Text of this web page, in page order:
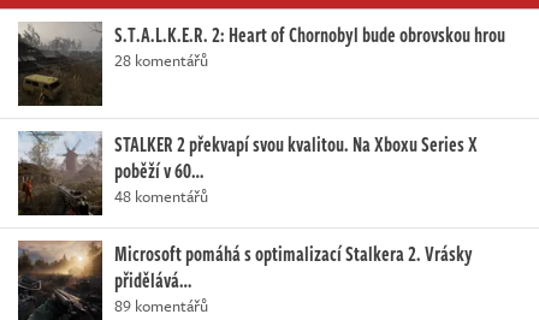
S.T.A.L.K.E.R. 2: Heart of Chornobyl bude obrovskou hrou
28 komentářů
STALKER 2 překvapí svou kvalitou. Na Xboxu Series X
poběží v 60…
48 komentářů
Microsoft pomáhá s optimalizací Stalkera 2. Vrásky
přidělává…
89 komentářů